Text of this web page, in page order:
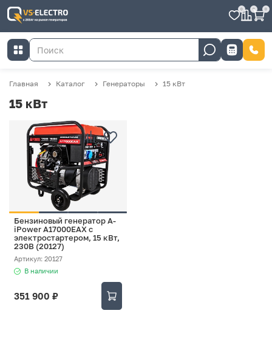
0 0 0
Главная Каталог Генераторы 15 кВт
15 кВт
Бензиновый генератор A-
iPower A17000EAX с
электростартером, 15 кВт,
230В (20127)
Артикул: 20127
В наличии
351 900 ₽